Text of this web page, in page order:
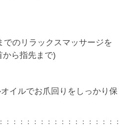
のリラックスマッサージを
ら指先まで)
イルでお爪回りをしっかり保
：：：：：：：：：：：：：：：：